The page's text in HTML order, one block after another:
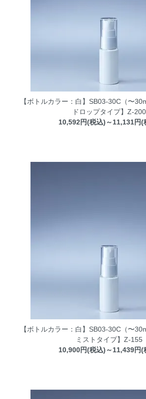
【ボトルカラー：白】SB03-30C（〜
ドロップタイプ】Z-200
10,592円(税込)～11,131円(
【ボトルカラー：白】SB03-30C（〜
ミストタイプ】Z-155
10,900円(税込)～11,439円(